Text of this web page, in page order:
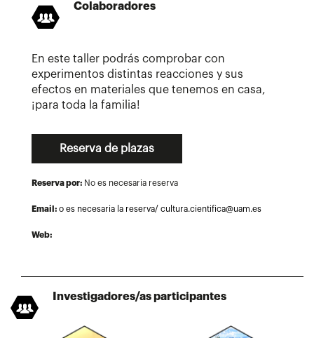
Colaboradores
En este taller podrás comprobar con
experimentos distintas reacciones y sus
efectos en materiales que tenemos en casa,
¡para toda la familia!
Reserva de plazas
Reserva por: No es necesaria reserva
Email: o es necesaria la reserva/ cultura.cientifica@uam.es
Web:
Investigadores/as participantes